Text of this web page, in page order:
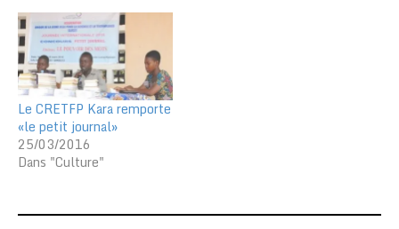
dans celle des danses
traditionnelles le 18
juillet à Kara
représenteront la zone
nord à la phase finale du…
Le CRETFP Kara remporte
«le petit journal»
25/03/2016
Dans "Culture"